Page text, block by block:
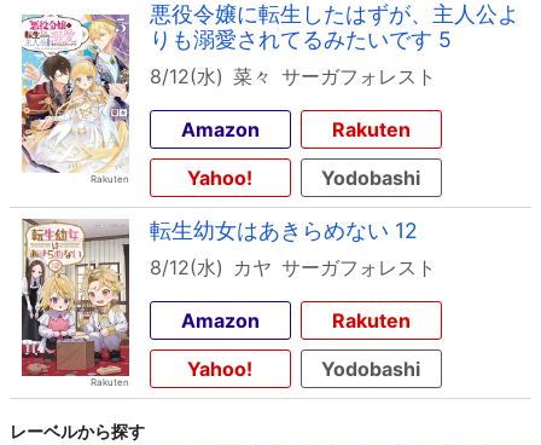
悪役令嬢に転生したはずが、主人公よ
りも溺愛されてるみたいです 5
8/12(水) 菜々 サーガフォレスト
Amazon
Rakuten
Yahoo!
Yodobashi
転生幼女はあきらめない 12
8/12(水) カヤ サーガフォレスト
Amazon
Rakuten
Yahoo!
Yodobashi
レーベルから探す